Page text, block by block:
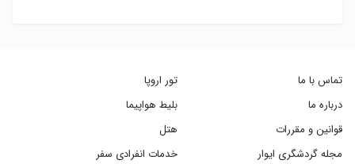
تماس با ما
درباره ما
قوانین و مقررات
مجله گردشگری ایوار
تور اروپا
بلیط هواپیما
هتل
خدمات انفرادی سفر